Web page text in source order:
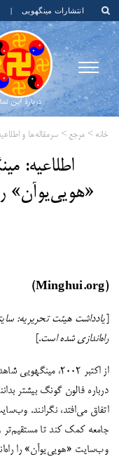
انتشارات مینگهویی |
خانه > مرجع > سرمقاله‌ها و
​اطلاعیه:
«هویی‌یوآن»
(Minghui.org)
یادداشت هیئت تحریریه:
راه‌اندازی شده است.]
از اکتبر 2002،
درباره فالون گونگ بیشتر
اتفاق می‌افتد، نگرانند.
جامعه کمک کند تا مستقیم‌تر
وب‌سایت «هویی‌یوآن» را